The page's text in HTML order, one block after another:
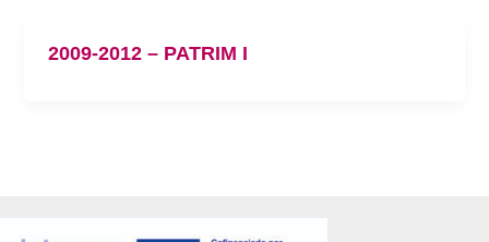
2009-2012 – PATRIM I